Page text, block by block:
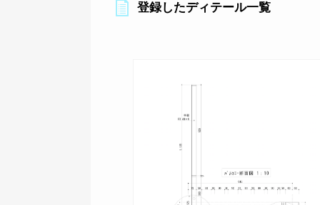
登録したディテール一覧